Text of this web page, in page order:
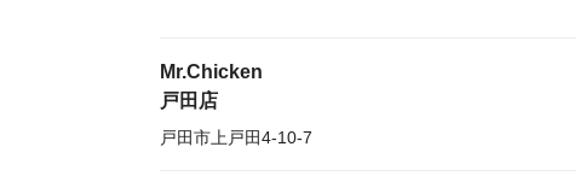
Mr.Chicken
戸田店
戸田市上戸田4-10-7